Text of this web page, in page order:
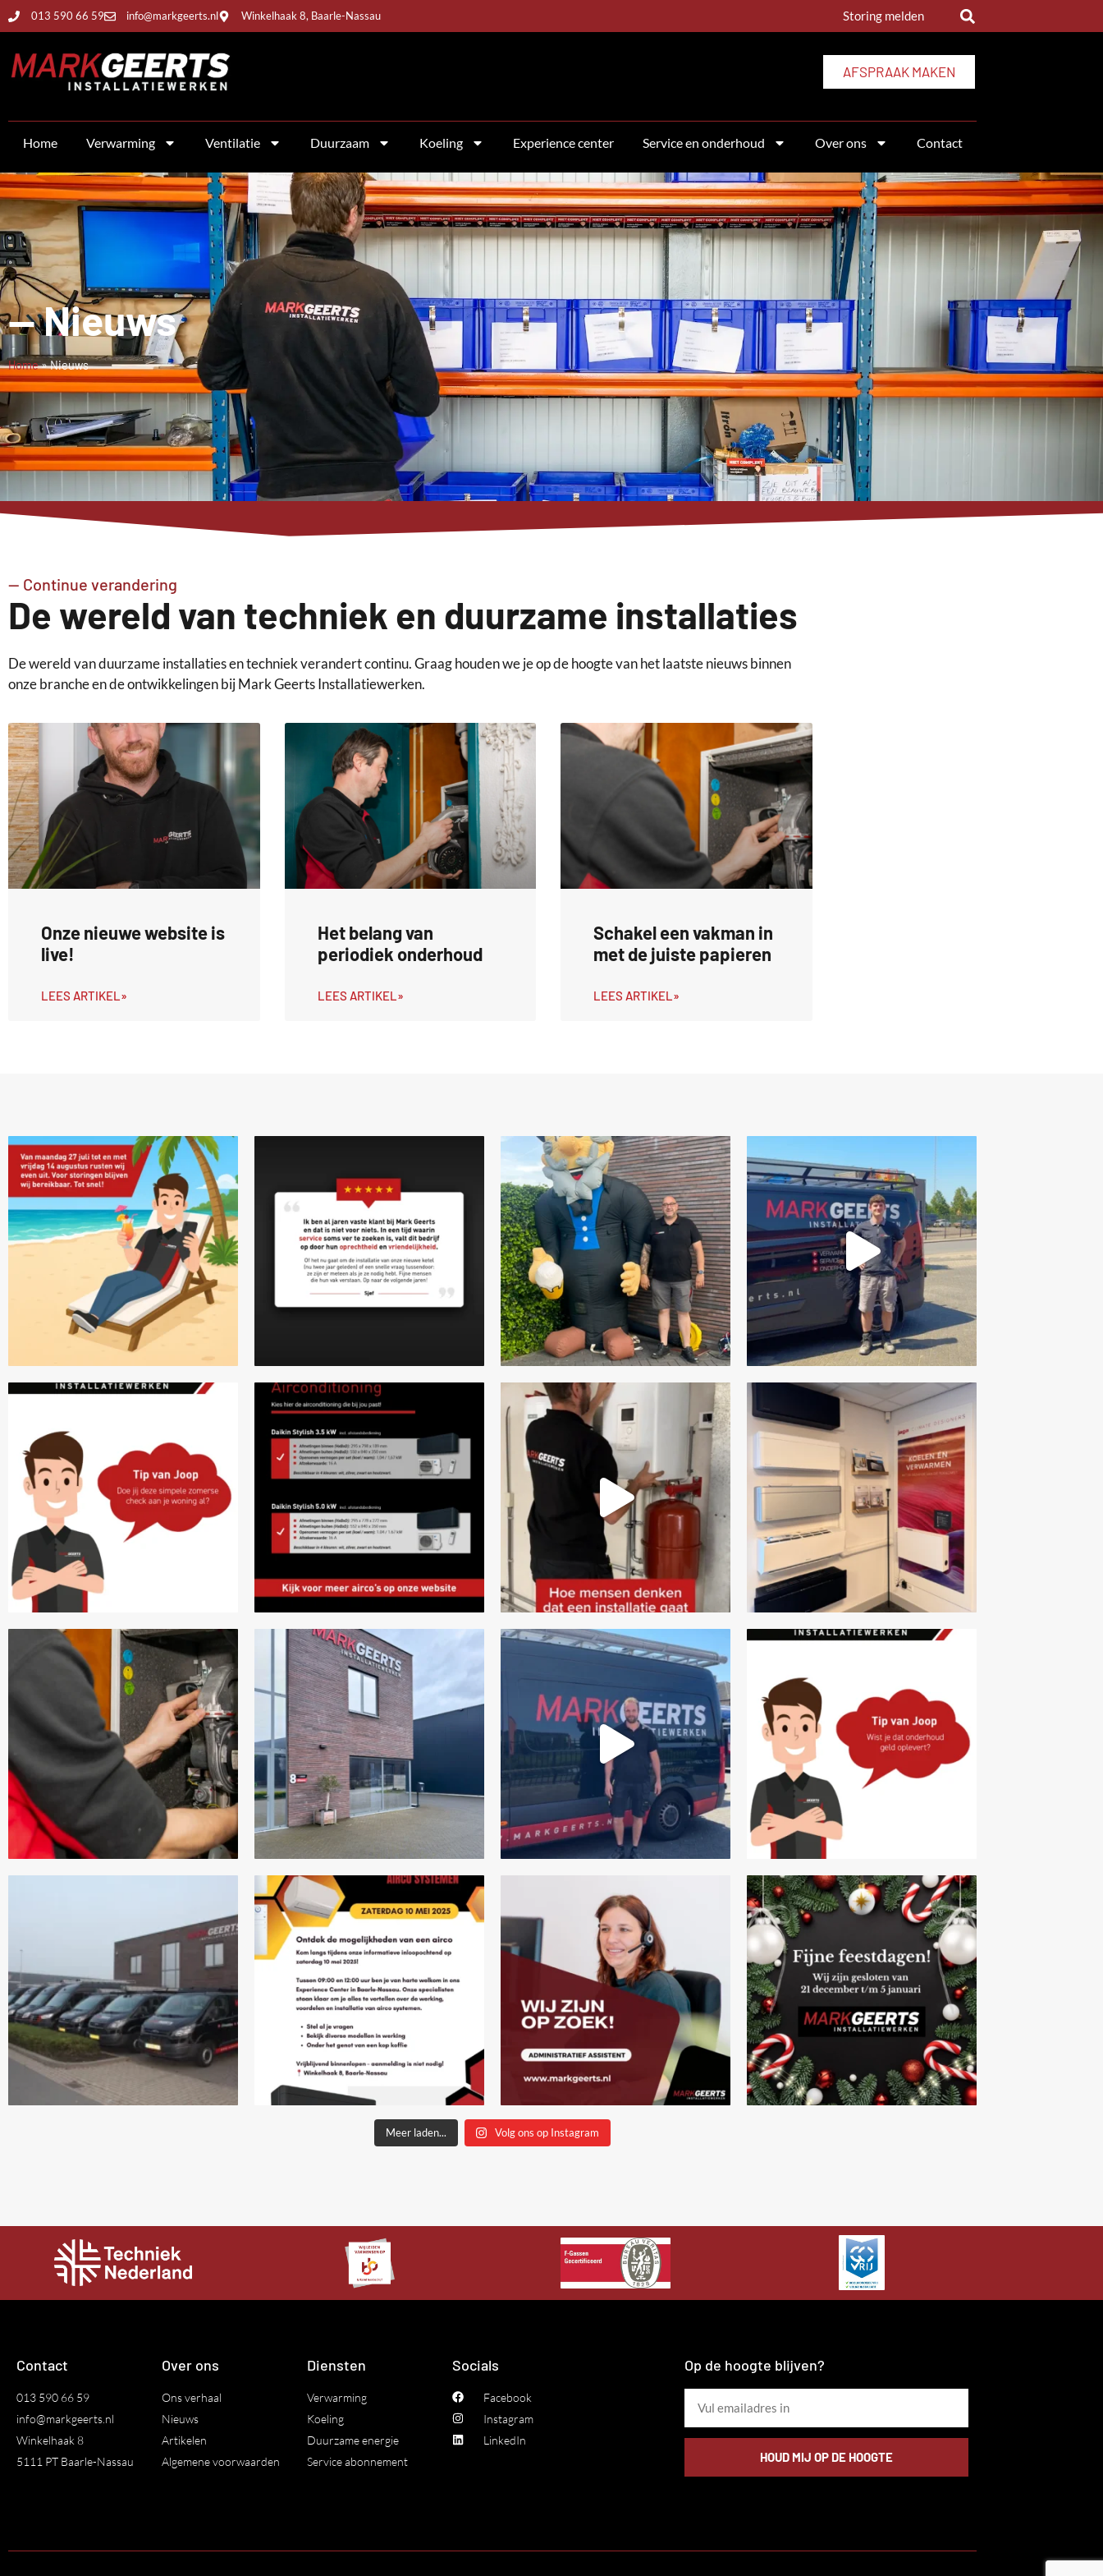
013 590 66 59 info@markgeerts.nl Winkelhaak 8, Baarle-Nassau Storing melden
AFSPRAAK MAKEN
Home Verwarming Ventilatie Duurzaam Koeling Experience center Service en onderhoud Over ons Contact
-- Nieuws
Home»Nieuws
-- Continue verandering
De wereld van techniek en duurzame installaties
De wereld van duurzame installaties en techniek verandert continu. Graag houden we je op de hoogte van het laatste nieuws binnen
onze branche en de ontwikkelingen bij Mark Geerts Installatiewerken.
Onze nieuwe website is
live!
LEES ARTIKEL»
Het belang van
periodiek onderhoud
LEES ARTIKEL»
Schakel een vakman in
met de juiste papieren
LEES ARTIKEL»
Meer laden... Volg ons op Instagram
Contact
013 590 66 59
info@markgeerts.nl
Winkelhaak 8
5111 PT Baarle-Nassau
Over ons
Ons verhaal
Nieuws
Artikelen
Algemene voorwaarden
Diensten
Verwarming
Koeling
Duurzame energie
Service abonnement
Socials
Facebook
Instagram
LinkedIn
Op de hoogte blijven?
HOUD MIJ OP DE HOOGTE